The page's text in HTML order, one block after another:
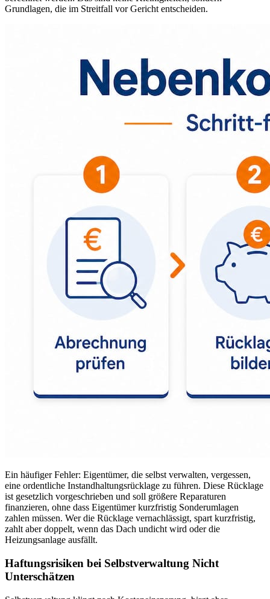
Grundlagen, die im Streitfall vor Gericht entscheiden.
Ein häufiger Fehler: Eigentümer, die selbst verwalten, vergessen,
eine ordentliche Instandhaltungsrücklage zu führen. Diese Rücklage
ist gesetzlich vorgeschrieben und soll größere Reparaturen
finanzieren, ohne dass Eigentümer kurzfristig Sonderumlagen
zahlen müssen. Wer die Rücklage vernachlässigt, spart kurzfristig,
zahlt aber doppelt, wenn das Dach undicht wird oder die
Heizungsanlage ausfällt.
Haftungsrisiken bei Selbstverwaltung Nicht
Unterschätzen